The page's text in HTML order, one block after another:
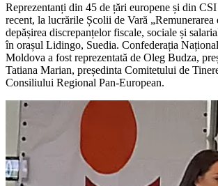
Reprezentanți din 45 de țări europene și din
recent, la lucrările Școlii de Vară
depășirea discrepanțelor fiscale, sociale și
în orașul Lidingo, Suedia. Confederația
Moldova a fost reprezentată de Oleg Budza,
Tatiana Marian, președinta Comitetului de
Consiliului Regional Pan-European.